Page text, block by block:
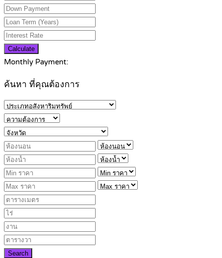
Calculate
Monthly Payment:
ค้นหา ที่คุณต้องการ
Search